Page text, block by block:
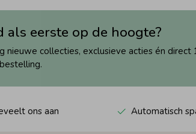
als eerste op de hoogte?
nieuwe collecties, exclusieve acties én direct
ons aan Automatisch